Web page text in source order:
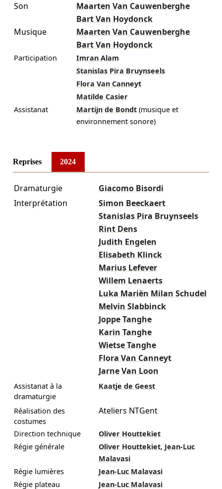
Son
Maarten Van Cauwenberghe
Bart Van Hoydonck
Musique
Maarten Van Cauwenberghe
Bart Van Hoydonck
Participation
Imran Alam
Stanislas Pira Bruynseels
Flora Van Canneyt
Matilde Casier
Assistanat
Martijn de Bondt (musique et
environnement sonore)
Reprises 2024
Dramaturgie
Giacomo Bisordi
Interprétation
Simon Beeckaert
Stanislas Pira Bruynseels
Rint Dens
Judith Engelen
Elisabeth Klinck
Marius Lefever
Willem Lenaerts
Luka Mariën Milan Schudel
Melvin Slabbinck
Joppe Tanghe
Karin Tanghe
Wietse Tanghe
Flora Van Canneyt
Jarne Van Loon
Assistanat à la
dramaturgie
Kaatje de Geest
Réalisation des
costumes
Ateliers NTGent
Direction technique
Oliver Houttekiet
Régie générale
Oliver Houttekiet, Jean-Luc
Malavasi
Régie lumières
Jean-Luc Malavasi
Régie plateau
Jean-Luc Malavasi